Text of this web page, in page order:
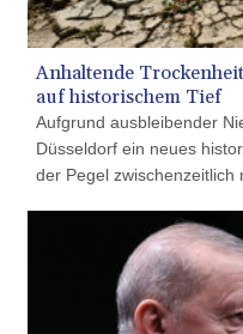
Anhaltende
auf historischem Tief
Aufgrund ausbleibender
Düsseldorf ein neues
der Pegel
des Bundes
niedrigste bekannte
Zentimetern registriert